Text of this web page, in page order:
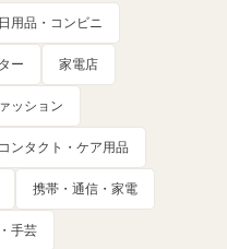
用品・コンビニ
ー 家電店
ッション
ンタクト・ケア用品
携帯・通信・家電
手芸